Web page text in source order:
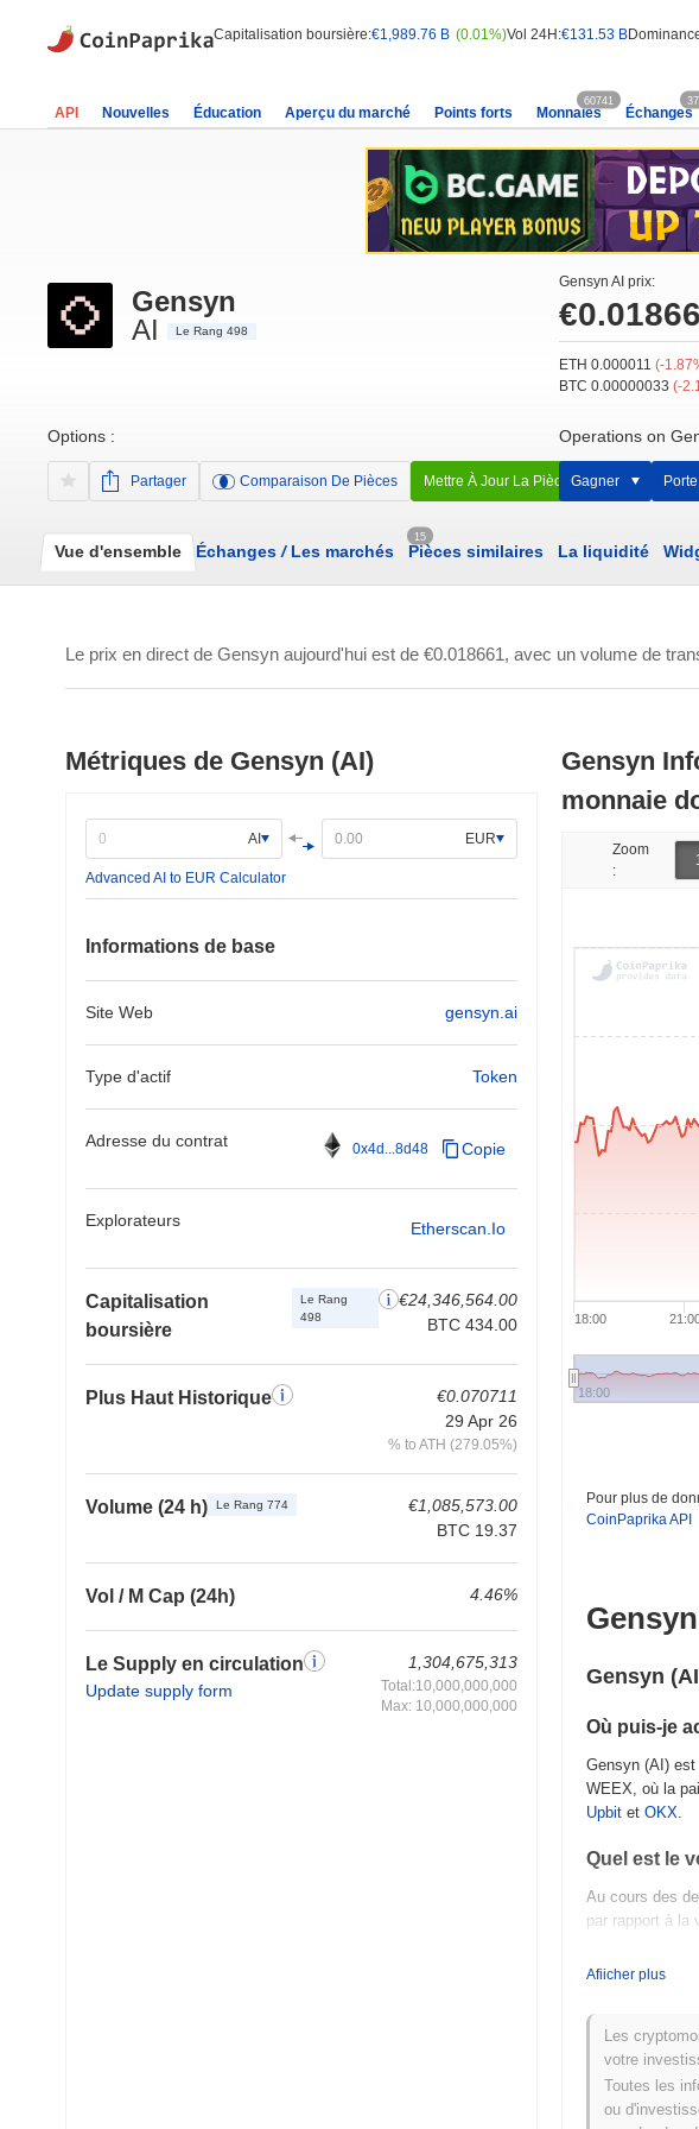
Capitalisation boursière:€1,989.76 B (0.01%)Vol 24H:€131.53 B
API Nouvelles Éducation Aperçu du marché Points forts Monnaies
60741
Échanges
Gensyn
AI
Le Rang 498
Options :
Partager Comparaison De Pièces Mettre À Jour La Pièce
Gensyn AI prix:
ETH 0.000011(-
BTC 0.00000033(-
Operations on
Gagner
Vue d'ensemble Échanges /Les marchés
15
Pièces similaires La liquidité
Le prix en direct de Gensyn aujourd'hui est de €0.018661, avec un volume de
Métriques de Gensyn (AI)
AI EUR
Advanced AI to EUR Calculator
Informations de base
Site Web gensyn.ai
Type d'actif Token
Adresse du contrat 0x4d...8d48 Copie
Explorateurs Etherscan.io
Capitalisation
boursière
Le Rang
498
€24,346,564.00
BTC 434.00
Plus Haut Historique
€0.070711
29 Apr 26
% to ATH (279.05%)
Volume (24 h) Le Rang 774
€1,085,573.00
BTC 19.37
Vol / M Cap (24h) 4.46%
Le Supply en circulation
Update supply form
1,304,675,313
Total:10,000,000,000
Max: 10,000,000,000
Gensyn
monnaie
Zoom
:
18:00
18:00
Pour plus de
CoinPaprika API
Gensyn
Où puis-je
Gensyn (AI)
WEEX, où la
Upbit et OKX.
Quel est le
Au cours des
par rapport à la
Quel est
Plus Bas
Gensyn se
Quelle est
Afiicher plus
Les
votre
Toutes les
ou